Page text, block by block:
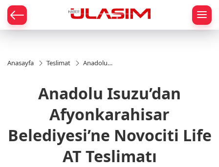
Anasayfa Teslimat
Anadolu
Belediyesi’ne
Novociti Life
AT Teslimatı
Anadolu Isuzu’dan
Afyonkarahisar
Belediyesi’ne Novociti Life
AT Teslimatı